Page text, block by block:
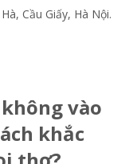
Cầu Giấy, Hà Nội.
vào
khắc